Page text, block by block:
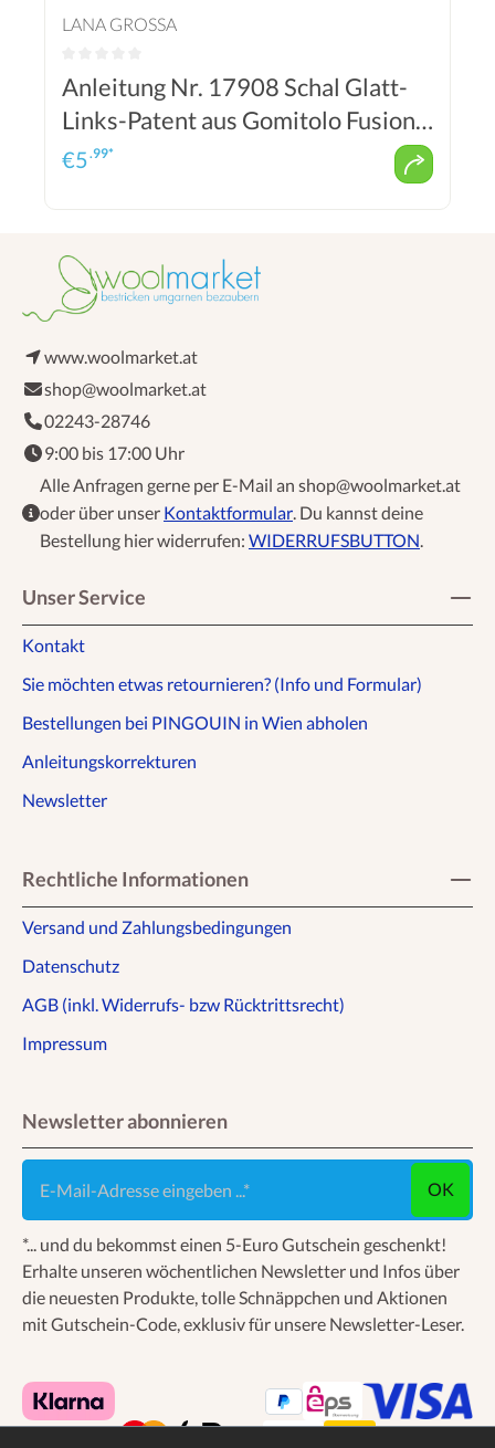
LANA GROSSA
Anleitung Nr. 17908 Schal Glatt-
Links-Patent aus Gomitolo Fusione
oder Gomitolo Gala oder Gomitolo
€5.99*
www.woolmarket.at
shop@woolmarket.at
02243-28746
9:00 bis 17:00 Uhr
Alle Anfragen gerne per E-Mail an shop@woolmarket.at
oder über unser Kontaktformular. Du kannst deine
Bestellung hier widerrufen: WIDERRUFSBUTTON.
Unser Service
Kontakt
Sie möchten etwas retournieren? (Info und Formular)
Bestellungen bei PINGOUIN in Wien abholen
Anleitungskorrekturen
Newsletter
Rechtliche Informationen
Versand und Zahlungsbedingungen
Datenschutz
AGB (inkl. Widerrufs- bzw Rücktrittsrecht)
Impressum
Newsletter abonnieren
E-Mail-Adresse eingeben ...
OK
*... und du bekommst einen 5-Euro Gutschein geschenkt!
Erhalte unseren wöchentlichen Newsletter und Infos über
die neuesten Produkte, tolle Schnäppchen und Aktionen
mit Gutschein-Code, exklusiv für unsere Newsletter-Leser.